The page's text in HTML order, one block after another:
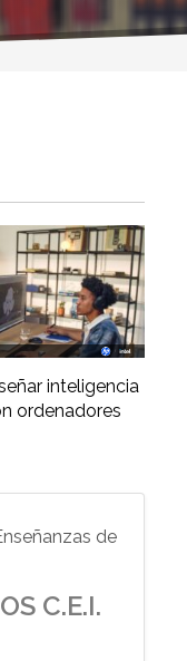
inteligencia
ordenadores
de
C.E.I.